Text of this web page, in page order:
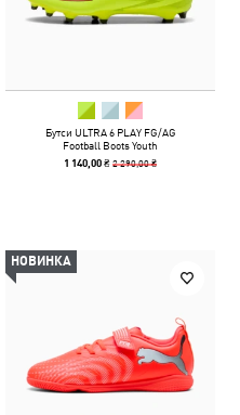
Бутси ULTRA 6 PLAY FG/AG
Football Boots Youth
1 140,00 ₴2 290,00 ₴
НОВИНКА